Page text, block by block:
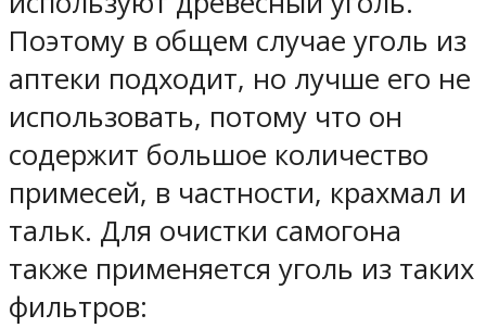
Поэтому в общем случае уголь из
аптеки подходит, но лучше его не
использовать, потому что он
содержит большое количество
примесей, в частности, крахмал и
тальк. Для очистки самогона
также применяется уголь из таких
фильтров: